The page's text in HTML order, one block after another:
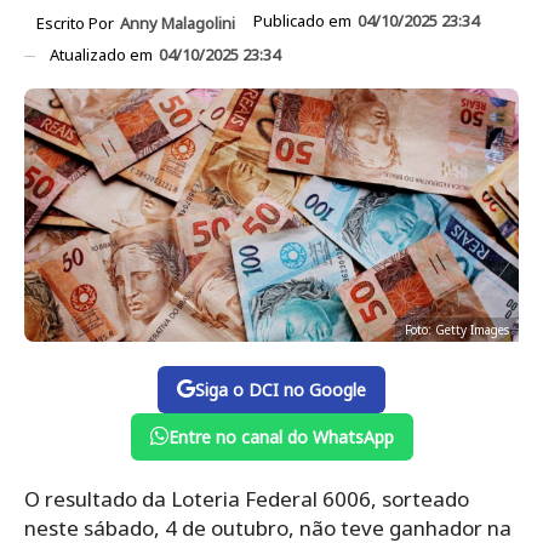
Escrito Por Anny Malagolini Publicado em 04/10/2025 23:34
Atualizado em 04/10/2025 23:34
Foto: Getty Images
Siga o DCI no Google
Entre no canal do WhatsApp
O resultado da Loteria Federal 6006, sorteado
neste sábado, 4 de outubro, não teve ganhador na